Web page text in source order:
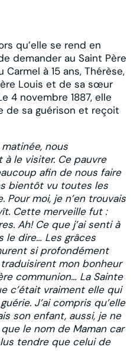
qu’elle se rend en
demander au Saint Père
Carmel à 15 ans, Thérèse,
Louis et de sa sœur
4 novembre 1887, elle
de sa guérison et reçoit
nous
le visiter. Ce pauvre
afin de nous faire
bientôt vu toutes les
Pour moi, je n’en trouvais
Cette merveille fut :
Ah! Ce que j’ai senti à
le dire… Les grâces
si profondément
mon bonheur
communion… La Sainte
c’était vraiment elle qui
J’ai compris qu’elle
son enfant, aussi, je ne
le nom de Maman car
tendre que celui de